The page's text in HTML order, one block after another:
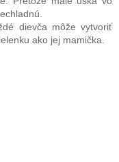
dievča môže vytvoriť
ako jej mamička.